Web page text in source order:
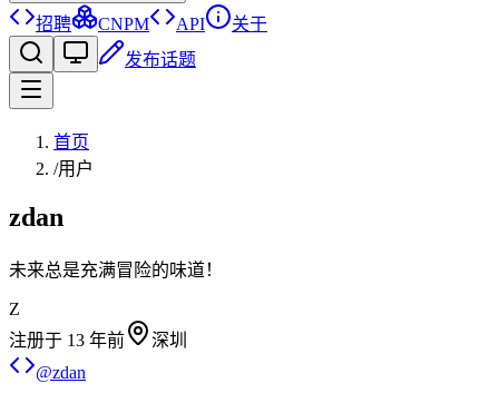
招聘 CNPM API
关于
发布话题
首页
/用户
zdan
未来总是充满冒险的味道！
Z
注册于 13 年前
深圳
@zdan